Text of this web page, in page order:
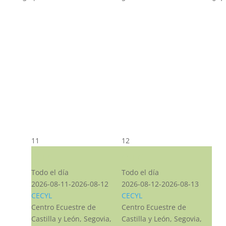
11
Todo el día
2026-08-11-2026-08-12
CECYL
Centro Ecuestre de
Castilla y León, Segovia,
12
Todo el día
2026-08-12-2026-08-13
CECYL
Centro Ecuestre de
Castilla y León, Segovia,